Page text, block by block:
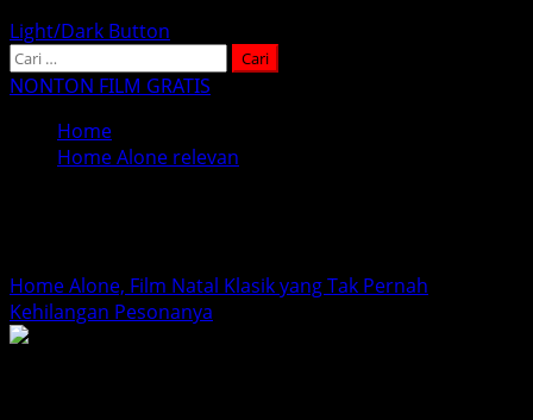
Light/Dark Button
Cari
untuk:
NONTON FILM GRATIS
Home
Home Alone relevan
Home Alone, Film Natal Klasik yang Tak Pernah
Kehilangan Pesonanya